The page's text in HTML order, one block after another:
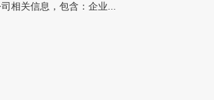
相关信息，包含：企业...